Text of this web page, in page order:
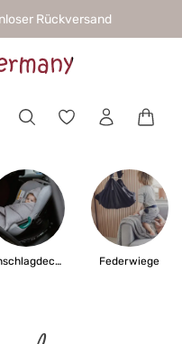
Rückversand
Einschlagdecken Federwiege